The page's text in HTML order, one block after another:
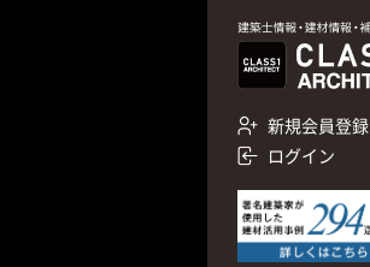
新規会員登録
ログイン